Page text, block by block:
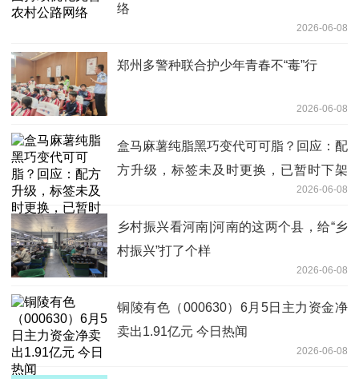
络
2026-06-08
郑州多警种联合护少年青春不“毒”行
2026-06-08
盒马麻薯纯脂黑巧变代可可脂？回应：配
方升级，标签未及时更换，已暂时下架
2026-06-08
乡村振兴看河南|河南的这两个县，给“乡
村振兴”打了个样
2026-06-08
铜陵有色（000630）6月5日主力资金净
卖出1.91亿元 今日热闻
2026-06-08